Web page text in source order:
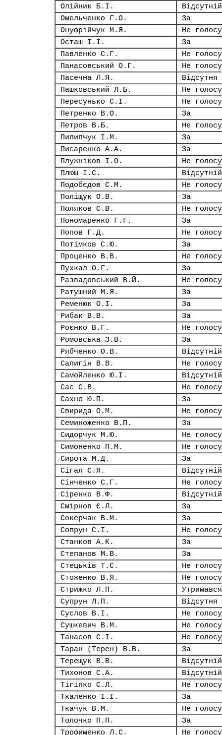
Олійник Б.І.
Відсутній
Омельченко Г.О.
За
Онуфрійчук М.Я.
Не
Осташ І.І.
За
Павленко С.Г.
Не
Панасовський О.Г.
Не
Пасечна Л.Я.
Відсутня
Пашковський Л.Б.
Не
Пересунько С.І.
Не
Петренко В.О.
За
Петров В.Б.
Не
Пилипчук І.М.
За
Писаренко А.А.
За
Плужніков І.О.
Не
Плющ І.С.
Відсутній
Подобєдов С.М.
Не
Поліщук О.В.
За
Поляков С.В.
Не
Пономаренко Г.Г.
За
Попов Г.Д.
Не
Потімков С.Ю.
За
Проценко В.В.
Не
Пухкал О.Г.
За
Развадовський В.Й.
Не
Ратушний М.Я.
За
Ременюк О.І.
За
Рибак В.В.
За
Роєнко В.Г.
Не
Ромовська З.В.
За
Рябченко О.В.
Відсутній
Салигін В.В.
Не
Самойленко Ю.І.
Відсутній
Сас С.В.
Не
Сахно Ю.П.
За
Свирида О.М.
Не
Семиноженко В.П.
За
Сидорчук М.Ю.
Не
Симоненко П.М.
Не
Сирота М.Д.
За
Сігал Є.Я.
Відсутній
Сінченко С.Г.
Не
Сіренко В.Ф.
Відсутній
Смірнов Є.Л.
За
Сокерчак В.М.
За
Сопрун С.І.
Не
Станков А.К.
За
Степанов М.В.
За
Стецьків Т.С.
Не
Стоженко В.Я.
Не
Стрижко Л.П.
Утримався
Супрун Л.П.
Відсутня
Суслов В.І.
Не
Сушкевич В.М.
Не
Танасов С.І.
Не
Таран (Терен) В.В.
За
Терещук В.В.
Відсутній
Тихонов С.А.
Відсутній
Тігіпко С.Л.
Не
Ткаленко І.І.
За
Ткачук В.М.
Не
Толочко П.П.
За
Трофименко Л.С.
Не